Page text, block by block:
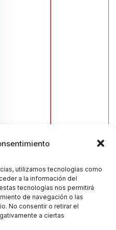
utilizamos tecnologías como
a la información del
tecnologías nos permitirá
de navegación o las
No consentir o retirar el
a ciertas
de